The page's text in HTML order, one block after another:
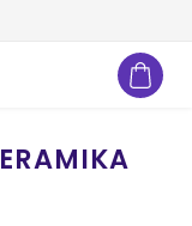
Hľadať